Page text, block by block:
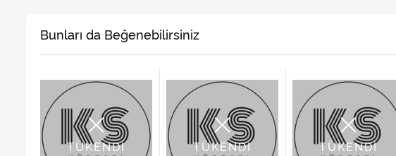
Bunları da Beğenebilirsiniz
TÜKENDİ TÜKENDİ TÜKENDİ